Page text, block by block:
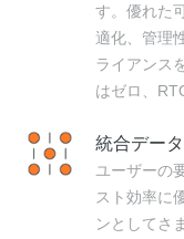
す。優れた
適化、管理
ライアンス
はゼロ、
統合デー
ユーザーの
スト効率に
ンとしてさ